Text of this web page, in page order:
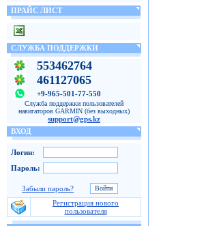
ПРАЙС ЛИСТ
СЛУЖБА ПОДДЕРЖКИ
553462764
461127065
+9-965-501-77-550
Служба поддержки пользователей
навигаторов GARMIN (без выходных)
support@gps.kz
ВХОД
Логин:
Пароль:
Забыли пароль?
Регистрация нового
пользователя